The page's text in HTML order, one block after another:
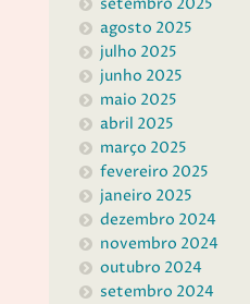
setembro 2025
agosto 2025
julho 2025
junho 2025
maio 2025
abril 2025
março 2025
fevereiro 2025
janeiro 2025
dezembro 2024
novembro 2024
outubro 2024
setembro 2024